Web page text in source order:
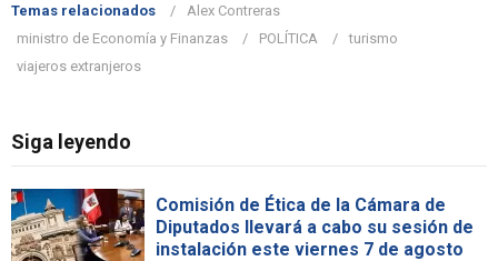
Temas relacionados
Alex Contreras
ministro de Economía y Finanzas
POLÍTICA
turismo
viajeros extranjeros
Siga leyendo
Comisión de Ética de la Cámara de
Diputados llevará a cabo su sesión de
instalación este viernes 7 de agosto